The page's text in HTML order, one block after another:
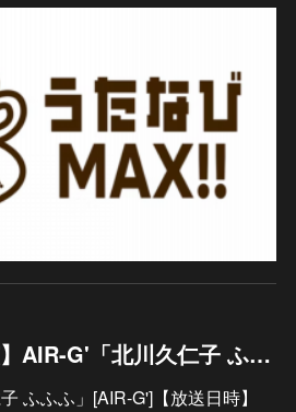
6/26【ラジオ出演】AIR-G'「北川久仁子 ふふふ」
ふふふ」[AIR-G']【放送日時】